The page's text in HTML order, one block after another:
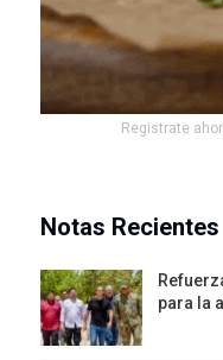
Registrate
Notas Recientes
para la